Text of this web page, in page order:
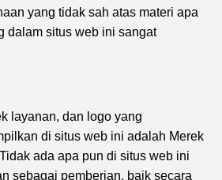
yang tidak sah atas materi apa
dalam situs web ini sangat
layanan, dan logo yang
di situs web ini adalah Merek
ada apa pun di situs web ini
sebagai pemberian, baik secara